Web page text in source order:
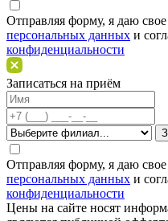
Отправляя форму, я даю свое
персональных данных и
конфиденциальности
Записаться на приём
Отправляя форму, я даю свое
персональных данных и
конфиденциальности
Цены на сайте носят